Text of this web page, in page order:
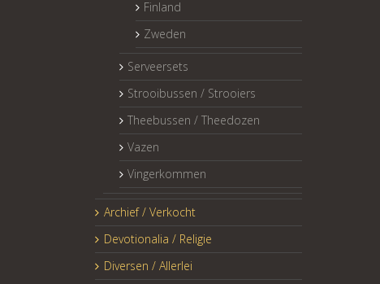
Finland
Zweden
Serveersets
Strooibussen / Strooiers
Theebussen / Theedozen
Vazen
Vingerkommen
Archief / Verkocht
Devotionalia / Religie
Diversen / Allerlei